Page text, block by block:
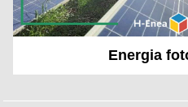
Energia